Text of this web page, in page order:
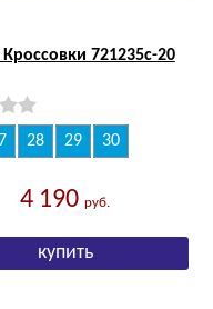
721235с-20
28 29 30
4 190руб.